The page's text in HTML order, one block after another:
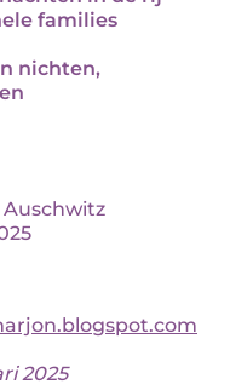
families
nichten,
2025